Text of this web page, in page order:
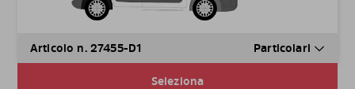
Articolo n. 27455-D1 Particolari
Seleziona